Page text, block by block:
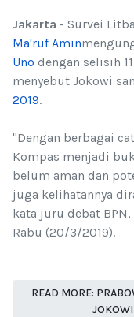
Jakarta - Survei
Ma'ruf Amin
Uno dengan selisih
menyebut Jokowi
2019.
"Dengan berbagai
Kompas menjadi
belum aman dan
juga kelihatannya
kata juru debat BPN,
Rabu (20/3/2019).
READ MORE: